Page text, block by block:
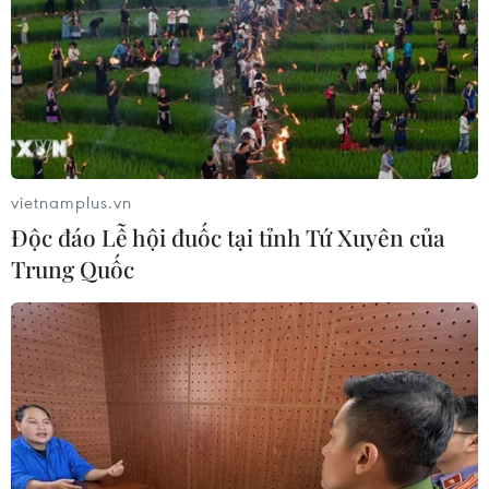
tầng năng lượng khu vực nếu bị tấn
công
06/08/2026 04:37
Iran và Oman đạt thỏa thuận về
tuyến vận tải qua eo biển Hormuz
06/08/2026 04:36
Từ hạt nhân đến eo biển
Hormuz: Đòn bẩy chiến lược mới của
Iran
06/08/2026 04:36
Xung đột Hamas-Israel: Israel chưa
vietnamplus.vn
Độc đáo Lễ hội đuốc tại tỉnh Tứ Xuyên của
Trung Quốc